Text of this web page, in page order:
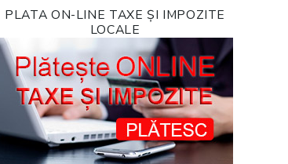
PLATA ON-LINE TAXE ȘI IMPOZITE
LOCALE